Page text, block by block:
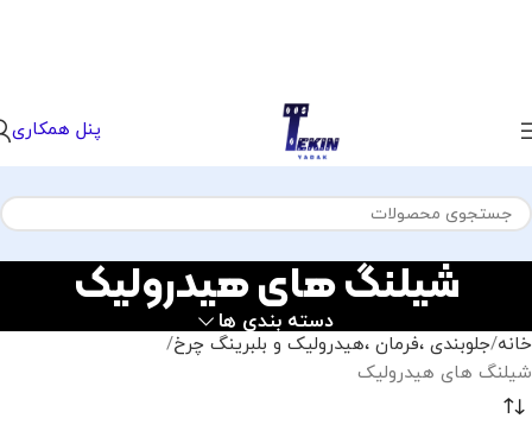
پنل همکاری
شیلنگ های هیدرولیک
دسته بندی ها
خانه جلوبندی ،فرمان ،هیدرولیک و بلبرینگ چرخ
شیلنگ های هیدرولیک